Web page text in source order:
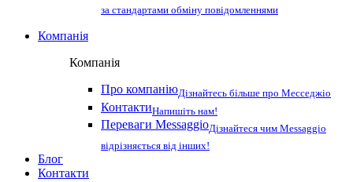
за стандартами обміну повідомленнями
Компанія
Компанія
Про компаніюДізнайтесь більше про Месседжіо
КонтактиНапишіть нам!
Переваги MessaggioДізнайтеся чим Messaggio
відрізняється від інших!
Блог
Контакти